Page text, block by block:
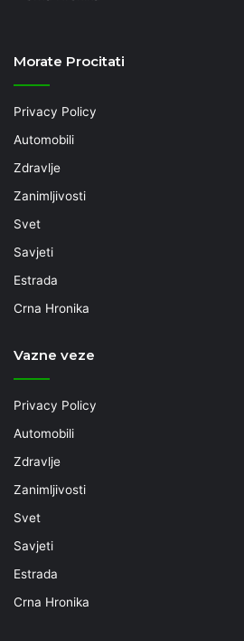
Morate Procitati
Privacy Policy
Automobili
Zdravlje
Zanimljivosti
Svet
Savjeti
Estrada
Crna Hronika
Vazne veze
Privacy Policy
Automobili
Zdravlje
Zanimljivosti
Svet
Savjeti
Estrada
Crna Hronika